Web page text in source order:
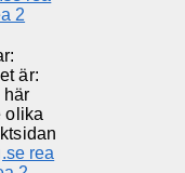
är:
här
olika